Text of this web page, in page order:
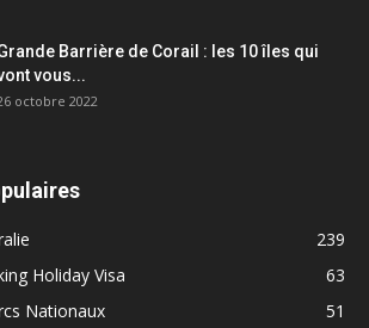
Barrière de Corail : les 10 îles qui
vous...
octobre 2022
239
Holiday Visa
63
Nationaux
51